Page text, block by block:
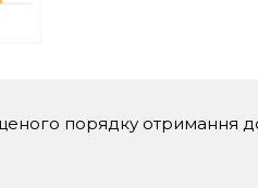
порядку отримання